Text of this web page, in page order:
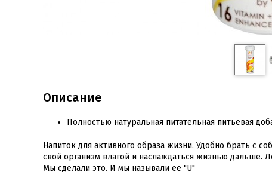
Описание
Полностью натуральная питательная питьевая
Напиток для активного образа жизни. Удобно брать с
свой организм влагой и наслаждаться жизнью дальше.
Мы сделали это. И мы называли ее "U"